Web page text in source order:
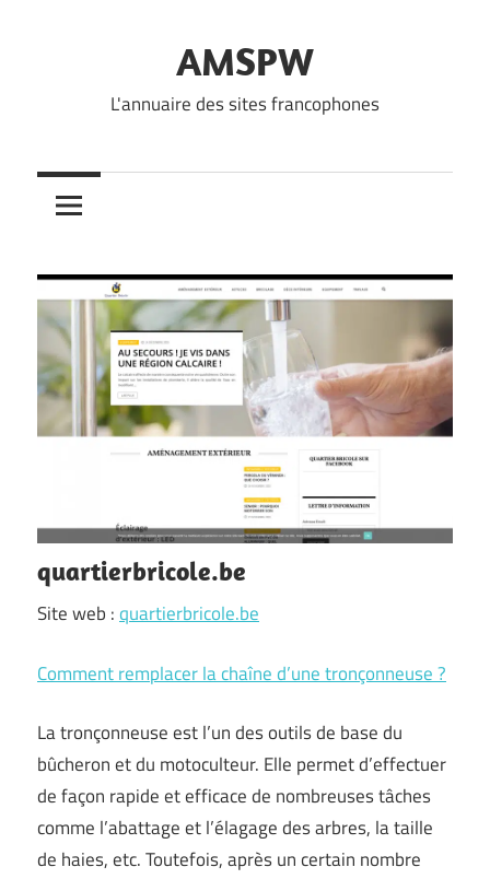
AMSPW
L'annuaire des sites francophones
quartierbricole.be
Site web :quartierbricole.be
Comment remplacer la chaîne d’une tronçonneuse ?
La tronçonneuse est l’un des outils de base du
bûcheron et du motoculteur. Elle permet d’effectuer
de façon rapide et efficace de nombreuses tâches
comme l’abattage et l’élagage des arbres, la taille
de haies, etc. Toutefois, après un certain nombre